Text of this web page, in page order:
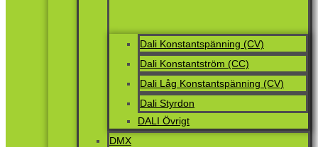
Dali Konstantspänning (CV)
Dali Konstantström (CC)
Dali Låg Konstantspänning (CV)
Dali Styrdon
DALI Övrigt
DMX